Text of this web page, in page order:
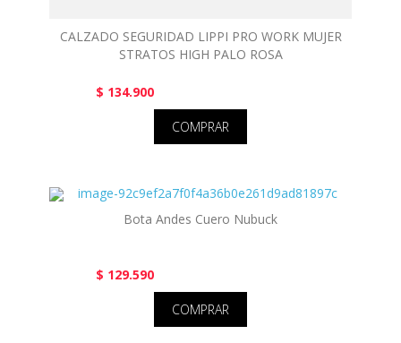
CALZADO SEGURIDAD LIPPI PRO WORK MUJER
STRATOS HIGH PALO ROSA
$ 134.900
COMPRAR
Bota Andes Cuero Nubuck
$ 129.590
COMPRAR